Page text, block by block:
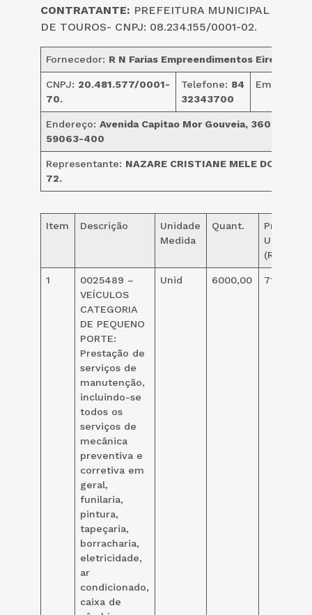
CONTRATANTE: PREFEITURA MUNICIPAL
DE TOUROS- CNPJ: 08.234.155/0001-02.
Fornecedor: R N Farias Empreendimentos Eireli.
CNPJ: 20.481.577/0001-
70.
Telefone: 84
32343700
Email:
Endereço:Avenida Capitao Mor Gouveia, 3604,
59063-400
Representante: NAZARE CRISTIANE MELE DOS
72.
Item Descrição
Unidade
Medida
Quant.
Preço
Unit.
(R$)
1
0025489 –
VEÍCULOS
CATEGORIA
DE PEQUENO
PORTE:
Prestação de
serviços de
manutenção,
incluindo-se
todos os
serviços de
mecânica
preventiva e
corretiva em
geral,
funilaria,
pintura,
tapeçaria,
borracharia,
eletricidade,
ar
condicionado,
caixa de
Unid 6000,00 71,000